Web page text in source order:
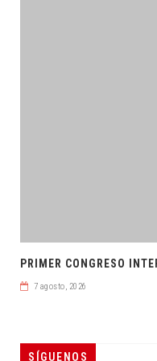
PRIMER CONGRESO
7 agosto, 2026
SÍGUENOS